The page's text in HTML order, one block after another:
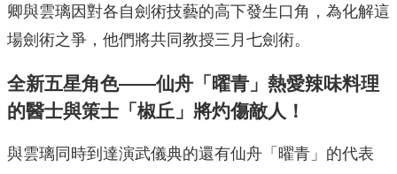
卿與雲璃因對各自劍術技藝的高下發生口角，為化解這
場劍術之爭，他們將共同教授三月七劍術。
全新五星角色——仙舟「曜青」熱愛辣味料理
的醫士與策士「椒丘」將灼傷敵人！
與雲璃同時到達演武儀典的還有仙舟「曜青」的代表